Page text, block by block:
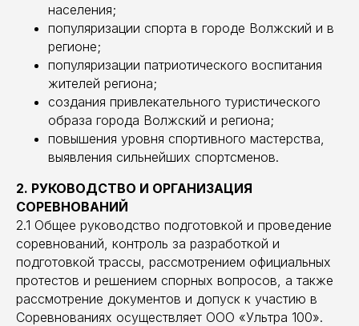
населения;
популяризации спорта в городе Волжский и в
регионе;
популяризации патриотического воспитания
жителей региона;
создания привлекательного туристического
образа города Волжский и региона;
повышения уровня спортивного мастерства,
выявления сильнейших спортсменов.
2. РУКОВОДСТВО И ОРГАНИЗАЦИЯ
СОРЕВНОВАНИЙ
2.1 Общее руководство подготовкой и проведение
соревнований, контроль за разработкой и
подготовкой трассы, рассмотрением официальных
протестов и решением спорных вопросов, а также
рассмотрение документов и допуск к участию в
Соревнованиях осуществляет ООО «Ультра 100».